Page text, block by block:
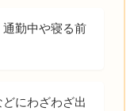
勤中や寝る前
にわざわざ出